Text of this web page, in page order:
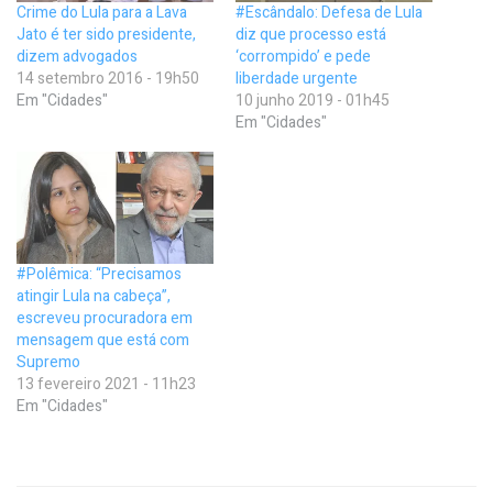
Crime do Lula para a Lava
Jato é ter sido presidente,
dizem advogados
14 setembro 2016 - 19h50
Em "Cidades"
#Escândalo: Defesa de Lula
diz que processo está
‘corrompido’ e pede
liberdade urgente
10 junho 2019 - 01h45
Em "Cidades"
#Polêmica: “Precisamos
atingir Lula na cabeça”,
escreveu procuradora em
mensagem que está com
Supremo
13 fevereiro 2021 - 11h23
Em "Cidades"